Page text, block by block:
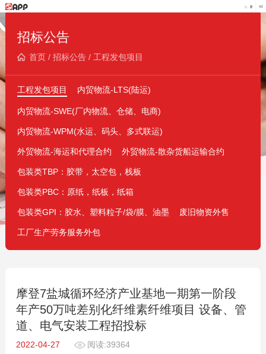
招标公告
首页/ 招标公告/ 工程发包项目
工程发包项目 内贸物流-LTS(陆运)
内贸物流-SWE(厂内物流、仓储、电商)
内贸物流-WPM(水运、码头、多式联运)
外贸物流-海运和代理合约 外贸物流-散杂货船运输合约
包装类TBP：胶带，太空包，栈板
包装类PBC：原纸，纸板，纸箱
包装类GPI：胶水、塑料粒子/袋/膜、油墨 废旧物资外售
工厂生产劳务服务外包
摩登7盐城循环经济产业基地一期第一阶段
年产50万吨差别化纤维素纤维项目 设备、管
道、电气安装工程招投标
2022-04-27
阅读:39364